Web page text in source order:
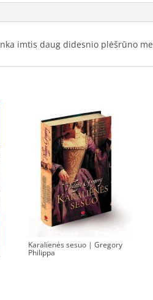
imtis daug didesnio plėšrūno
Karalienės sesuo | Gregory
Philippa